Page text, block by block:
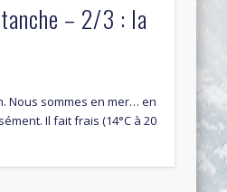
– 2/3 : la
Nous sommes en mer… en
Il fait frais (14°C à 20